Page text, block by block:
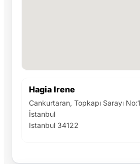
Hagia Irene
Cankurtaran, Topkapı Sarayı
İstanbul
Istanbul 34122